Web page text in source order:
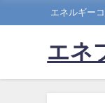
エネルギー
エネ